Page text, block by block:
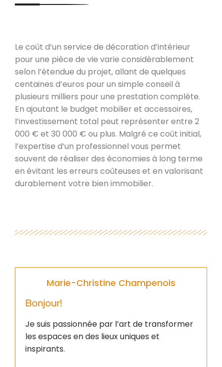
Le coût d’un service de décoration d’intérieur
pour une pièce de vie varie considérablement
selon l’étendue du projet, allant de quelques
centaines d’euros pour un simple conseil à
plusieurs milliers pour une prestation complète.
En ajoutant le budget mobilier et accessoires,
l’investissement total peut représenter entre 2
000 € et 30 000 € ou plus. Malgré ce coût initial,
l’expertise d’un professionnel vous permet
souvent de réaliser des économies à long terme
en évitant les erreurs coûteuses et en valorisant
durablement votre bien immobilier.
Marie-Christine Champenois
Bonjour!
Je suis passionnée par l’art de transformer
les espaces en des lieux uniques et
inspirants.